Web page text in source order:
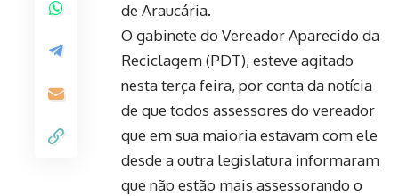
de Araucária.
O gabinete do Vereador Aparecido da
Reciclagem (PDT), esteve agitado
nesta terça feira, por conta da notícia
de que todos assessores do vereador
que em sua maioria estavam com ele
desde a outra legislatura informaram
que não estão mais assessorando o